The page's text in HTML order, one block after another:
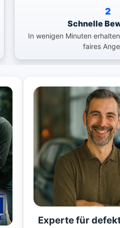
2
Schnelle
In wenigen Minuten
faires
Experte für